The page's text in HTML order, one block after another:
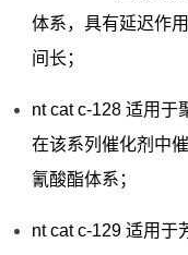
体系，具有延迟作
间长；
nt cat c-128 适用于
在该系列催化剂中
氰酸酯体系；
nt cat c-129 适用于